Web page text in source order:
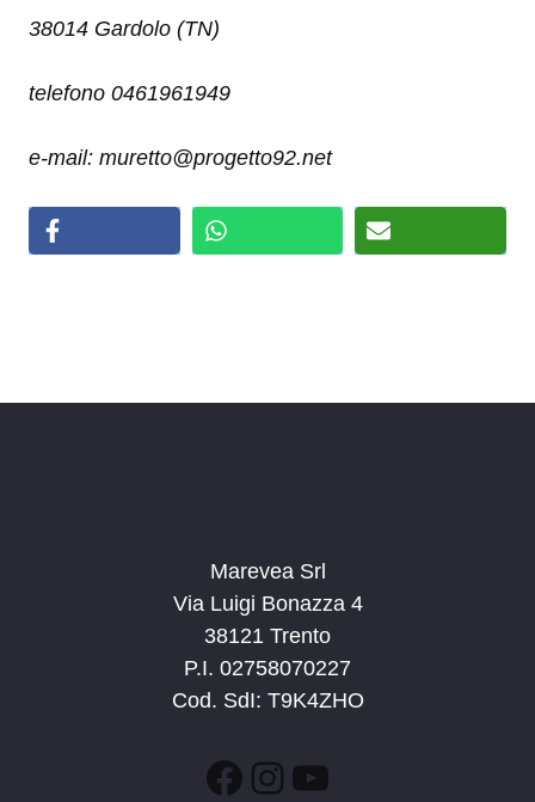
38014 Gardolo (TN)
telefono 0461961949
e-mail: muretto@progetto92.net
Marevea Srl
Via Luigi Bonazza 4
38121 Trento
P.I. 02758070227
Cod. SdI: T9K4ZHO
Facebook
Instagram
YouTube